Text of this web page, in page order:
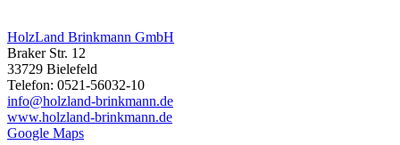
HolzLand Brinkmann GmbH
Braker Str. 12
33729 Bielefeld
Telefon: 0521-56032-10
info@holzland-brinkmann.de
www.holzland-brinkmann.de
Google Maps